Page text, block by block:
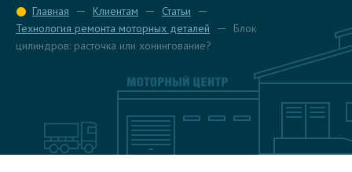
Главная Клиентам
Статьи
Технология ремонта моторных деталей
Блок
цилиндров: расточка или хонингование?